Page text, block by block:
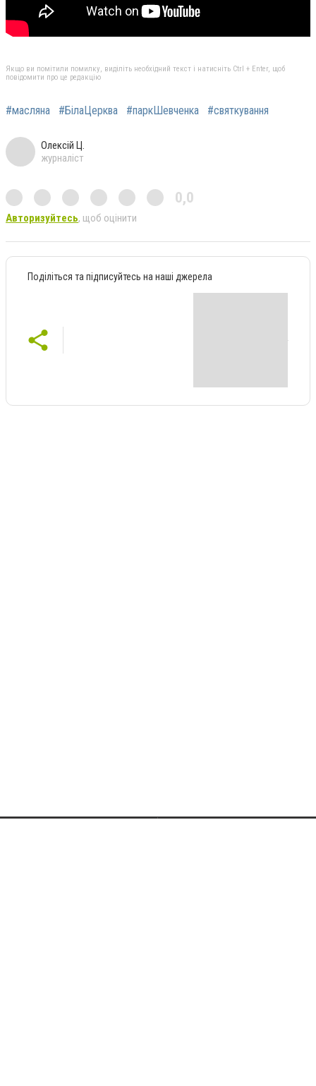
Якщо ви помітили помилку, виділіть необхідний текст і натисніть Ctrl + Enter, щоб
повідомити про це редакцію
#масляна #БілаЦерква #паркШевченка #святкування
Олексій Ц.
журналіст
0,0
Авторизуйтесь, щоб оцінити
Поділіться та підписуйтесь на наші джерела